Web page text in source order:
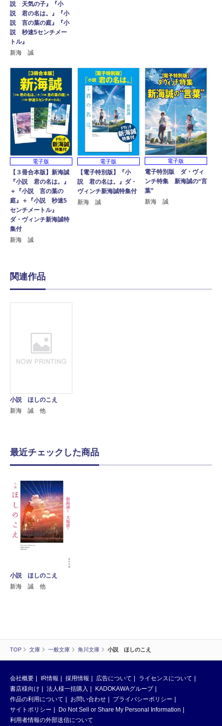
TOP 文庫 一般文庫 角川文庫 小説 ほしのこえ
説 天気の子』『小
説 君の名は。』『小
説 言の葉の庭』『小
説 秒速5センチメー
トル』
新海 誠
電子版
【３冊合本版】新海誠
『小説 君の名は。』
＋『小説 言の葉の
庭』＋『小説 秒速5
センチメートル』
ダ・ヴィンチ新海誠特
集付
新海 誠
電子版
【電子特別版】『小
説 君の名は。』ダ・
ヴィンチ新海誠特集付
新海 誠
電子版
電子特別版 ダ・ヴィ
ンチ特集 新海誠の“言
葉”
新海 誠
関連作品
小説 ほしのこえ
新海 誠 他
最近チェックした商品
小説 ほしのこえ
新海 誠 他
会社概要 IR情報 採用情報 広告について
ライセンスについて
書店様向け
法人様一括購入
KADOKAWAグループ
作品の利用について
お問い合わせ
プライバシーポリシー
サイトポリシー
Do Not Sell or Share My Personal Information
利用者情報の外部送信について